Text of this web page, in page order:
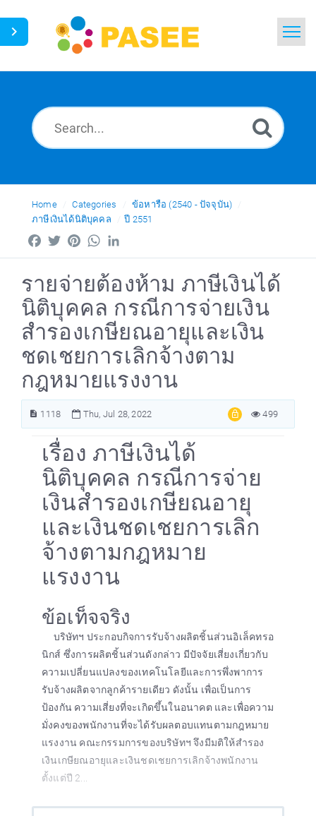
News
Ask a Question
Home Categories
ข้อหารือ (2540 - ปัจจุบัน)
ภาษีเงินได้นิติบุคคล
ปี 2551
FacebookTwitterPinterestWhatsApp
รายจ่ายต้องห้าม ภาษีเงินได้
นิติบุคคล กรณีการจ่ายเงิน
สำรองเกษียณอายุและเงิน
ชดเชยการเลิกจ้างตาม
กฎหมายแรงงาน
1118 Thu, Jul 28, 2022 499
เรื่อง ภาษีเงินได้
นิติบุคคล กรณีการจ่าย
เงินสำรองเกษียณอายุ
และเงินชดเชยการเลิก
จ้างตามกฎหมาย
แรงงาน
ข้อเท็จจริง
บริษัทฯ ประกอบกิจการรับจ้างผลิตชิ้นส่วนอิเล็คทรอ
นิกส์ ซึ่งการผลิตชิ้นส่วนดังกล่าว มีปัจจัยเสี่ยงเกี่ยวกับ
ความเปลี่ยนแปลงของเทคโนโลยีและการพึ่งพาการ
รับจ้างผลิตจากลูกค้ารายเดียว ดังนั้น เพื่อเป็นการ
ป้องกัน ความเสี่ยงที่จะเกิดขึ้นในอนาคต และเพื่อความ
มั่งคงของพนักงานที่จะได้รับผลตอบแทนตามกฎหมาย
แรงงาน คณะกรรมการของบริษัทฯ จึงมีมติให้สำรอง
เงินเกษียณอายุและเงินชดเชยการเลิกจ้างพนักงาน
ตั้งแต่ปี 2...